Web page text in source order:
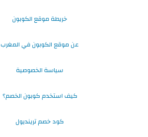
خريطة موقع الكوبون
عن موقع الكوبون في المغرب
سياسة الخصوصية
كيف استخدم كوبون الخصم؟
كود خصم ترينديول